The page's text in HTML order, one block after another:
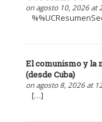
on agosto 10, 2026 at
El comunismo y la
(desde Cuba)
on agosto 8, 2026 at
[…]